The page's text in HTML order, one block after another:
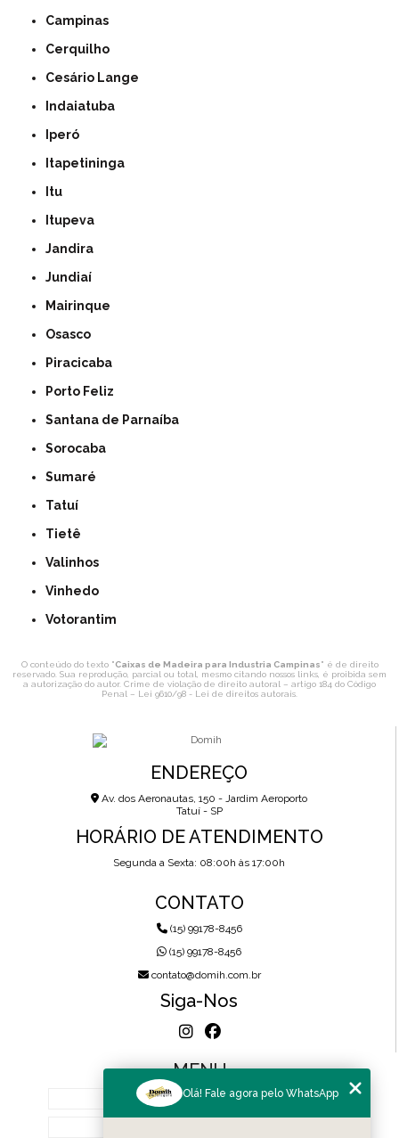
Campinas
Cerquilho
Cesário Lange
Indaiatuba
Iperó
Itapetininga
Itu
Itupeva
Jandira
Jundiaí
Mairinque
Osasco
Piracicaba
Porto Feliz
Santana de Parnaíba
Sorocaba
Sumaré
Tatuí
Tietê
Valinhos
Vinhedo
Votorantim
O conteúdo do texto "Caixas de Madeira para Industria Campinas" é de direito
reservado. Sua reprodução, parcial ou total, mesmo citando nossos links, é proibida sem
a autorização do autor. Crime de violação de direito autoral – artigo 184 do Código
Penal – Lei 9610/98 - Lei de direitos autorais
ENDEREÇO
Av. dos Aeronautas, 150 - Jardim Aeroporto
Tatuí - SP
HORÁRIO DE ATENDIMENTO
Segunda a Sexta: 08:00h às 17:00h
CONTATO
(15) 99178-8456
(15) 99178-8456
contato@domih.com.br
Siga-Nos
MENU
HOME
Olá! Fale agora pelo WhatsApp